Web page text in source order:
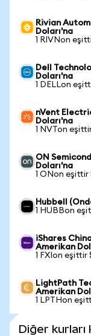
Rivian
Doları'na
1 RIVNon
Dell
Doları'na
1 DELLon
nVent
Doları'na
1 NVTon
ON
Doları'na
1 ONon eşittir
Hubbell
1 HUBBon
iShares
Amerikan
1 FXIon eşittir
LightPath
Amerikan
1 LPTHon
Diğer kurları